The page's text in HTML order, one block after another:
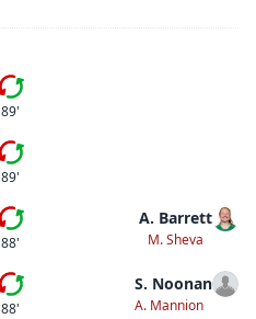
Femte bytet
89'
Fjärde bytet
89'
Fjärde bytet
88'
A. Barrett
M. Sheva
Tredje bytet
88'
S. Noonan
A. Mannion